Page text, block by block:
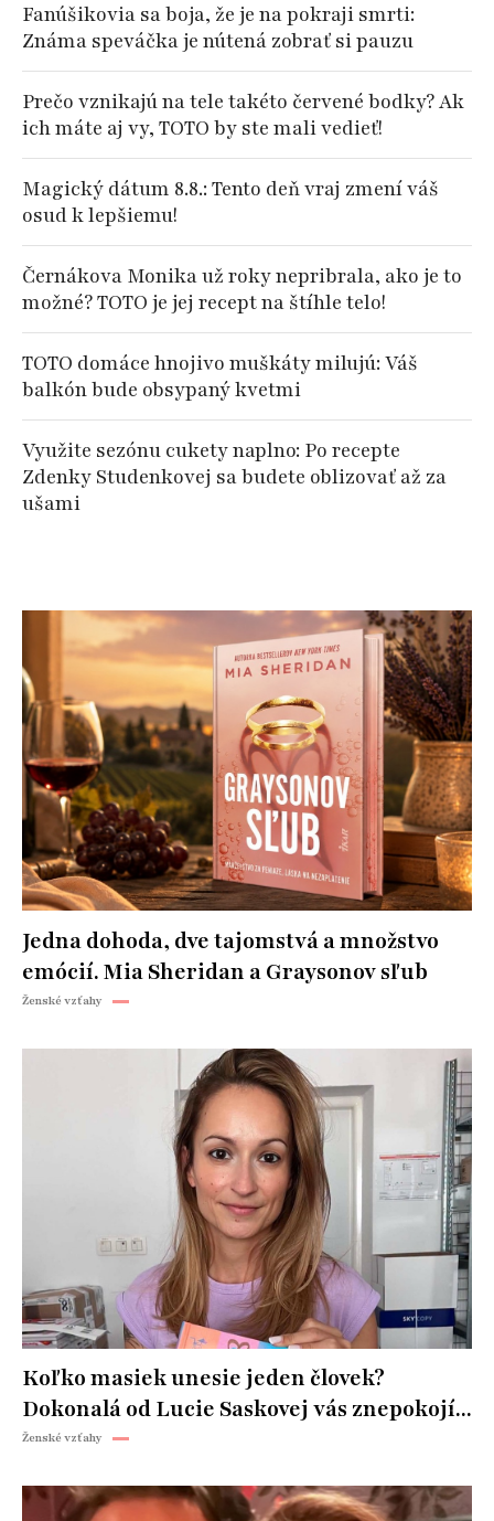
Fanúšikovia sa boja, že je na pokraji smrti:
Známa speváčka je nútená zobrať si pauzu
Prečo vznikajú na tele takéto červené bodky? Ak
ich máte aj vy, TOTO by ste mali vedieť!
Magický dátum 8.8.: Tento deň vraj zmení váš
osud k lepšiemu!
Černákova Monika už roky nepribrala, ako je to
možné? TOTO je jej recept na štíhle telo!
TOTO domáce hnojivo muškáty milujú: Váš
balkón bude obsypaný kvetmi
Využite sezónu cukety naplno: Po recepte
Zdenky Studenkovej sa budete oblizovať až za
ušami
Jedna dohoda, dve tajomstvá a množstvo
emócií. Mia Sheridan a Graysonov sľub
Ženské vzťahy
Koľko masiek unesie jeden človek?
Dokonalá od Lucie Saskovej vás znepokojí...
Ženské vzťahy